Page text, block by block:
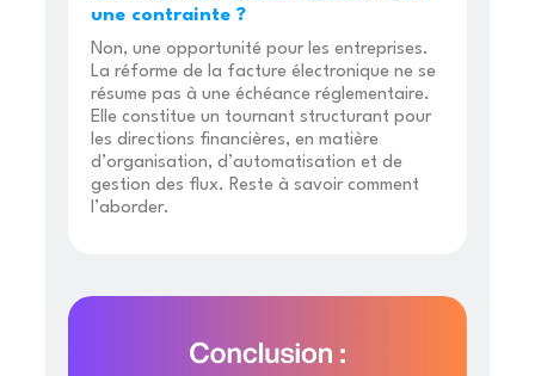
une contrainte ?
Non, une opportunité pour les entreprises.
La réforme de la facture électronique ne se
résume pas à une échéance réglementaire.
Elle constitue un tournant structurant pour
les directions financières, en matière
d’organisation, d’automatisation et de
gestion des flux. Reste à savoir comment
l’aborder.